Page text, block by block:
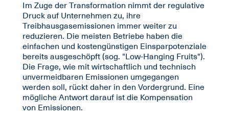
Im Zuge der Transformation nimmt der regulative
Druck auf Unternehmen zu, ihre
Treibhausgasemissionen immer weiter zu
reduzieren. Die meisten Betriebe haben die
einfachen und kostengünstigen Einsparpotenziale
bereits ausgeschöpft (sog. "Low-Hanging Fruits").
Die Frage, wie mit wirtschaftlich und technisch
unvermeidbaren Emissionen umgegangen
werden soll, rückt daher in den Vordergrund. Eine
mögliche Antwort darauf ist die Kompensation
von Emissionen.